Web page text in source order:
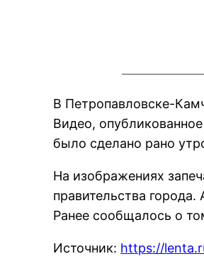
В Петропавловске-
Видео,
было сделано рано
На изображениях
правительства
Ранее сообщалось о
Источник: https://